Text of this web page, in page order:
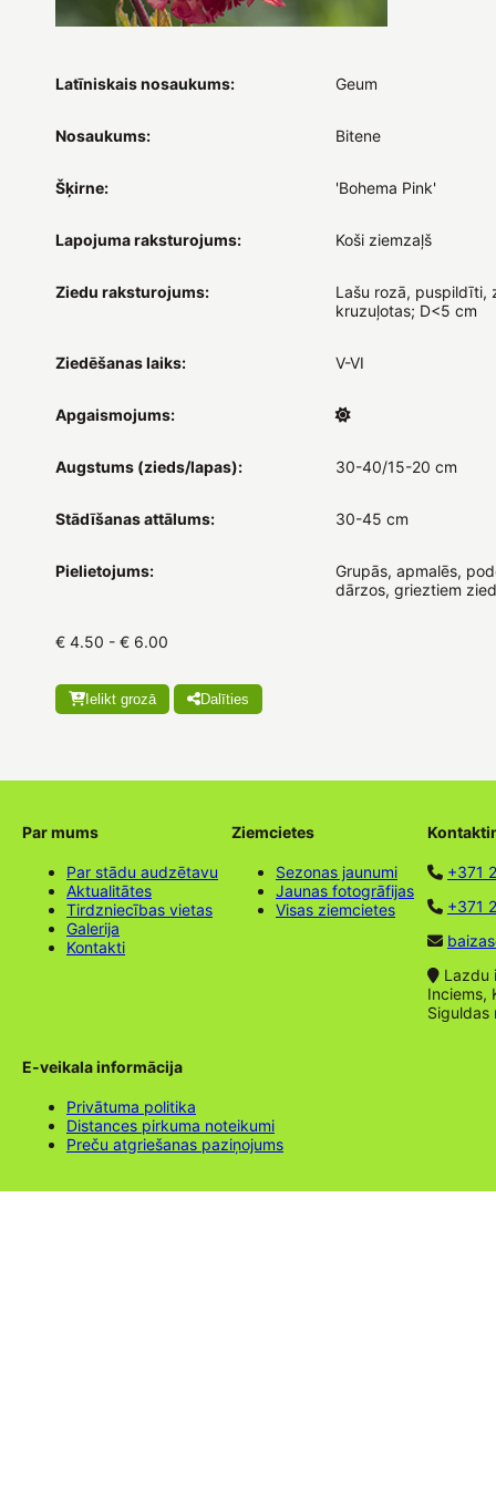
Latīniskais nosaukums: Geum
Nosaukums: Bitene
Šķirne: 'Bohema Pink'
Lapojuma raksturojums: Koši ziemzaļš
Ziedu raksturojums:
Lašu rozā, puspildīti,
kruzuļotas; D<5 cm
Ziedēšanas laiks: V-VI
Apgaismojums:
Augstums (zieds/lapas): 30-40/15-20 cm
Stādīšanas attālums: 30-45 cm
Pielietojums:
Grupās, apmalēs,
dārzos, grieztiem
€ 4.50 - € 6.00
Ielikt grozā Dalīties
Par mums
Par stādu audzētavu
Aktualitātes
Tirdzniecības vietas
Galerija
Kontakti
Ziemcietes
Sezonas jaunumi
Jaunas fotogrāfijas
Visas ziemcietes
+371
+371
Lazdu
Inciems,
Siguldas
E-veikala informācija
Privātuma politika
Distances pirkuma noteikumi
Preču atgriešanas paziņojums